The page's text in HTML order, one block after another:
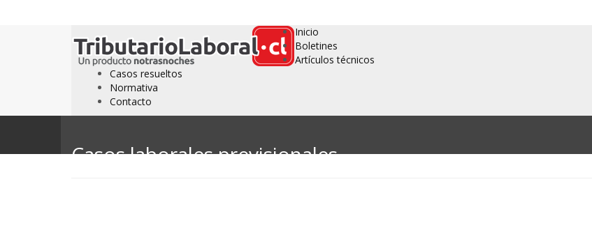
Inicio
Boletines
Artículos técnicos
Casos resueltos
Normativa
Contacto
Casos laborales previsionales